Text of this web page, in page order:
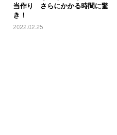
当作り さらにかかる時間に驚
き！
2022.02.25